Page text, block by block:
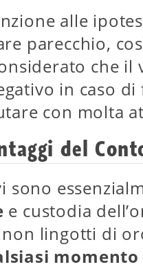
alle
parecchio,
che il
in caso
con molta
del
sono
e custodia
lingotti di
momento